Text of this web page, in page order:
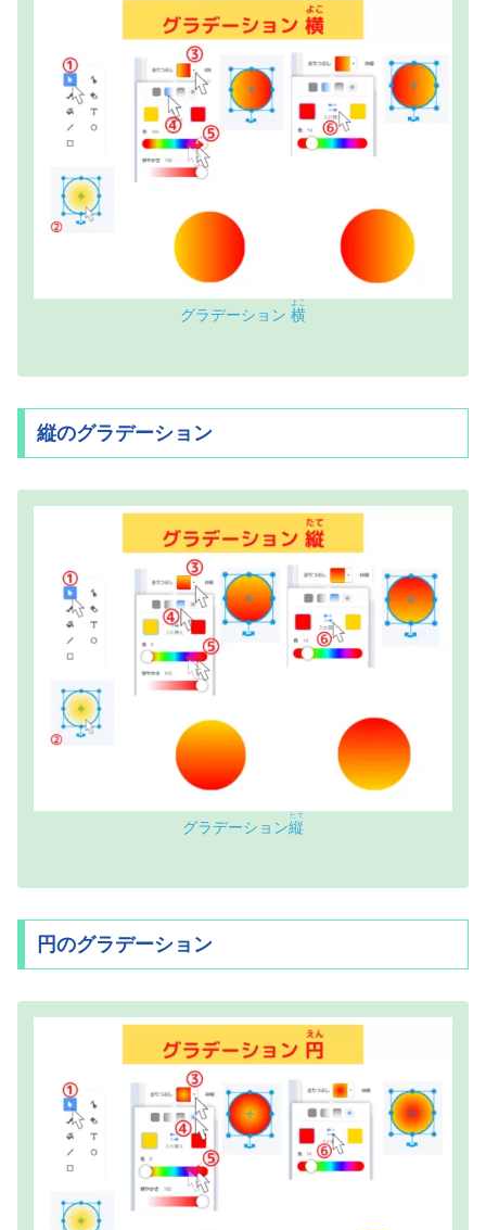
グラデーション 横
よこ
縦のグラデーション
グラデーション縦
たて
円のグラデーション